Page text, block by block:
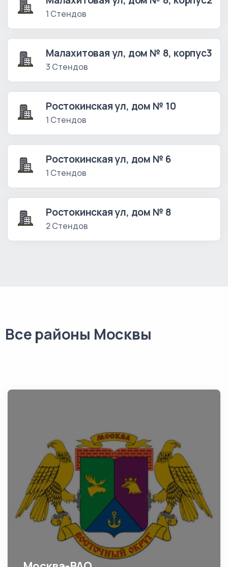
1 Стендов
Малахитовая ул, дом № 8, корпус3
3 Стендов
Ростокинская ул, дом № 10
1 Стендов
Ростокинская ул, дом № 6
1 Стендов
Ростокинская ул, дом № 8
2 Стендов
Все районы Москвы